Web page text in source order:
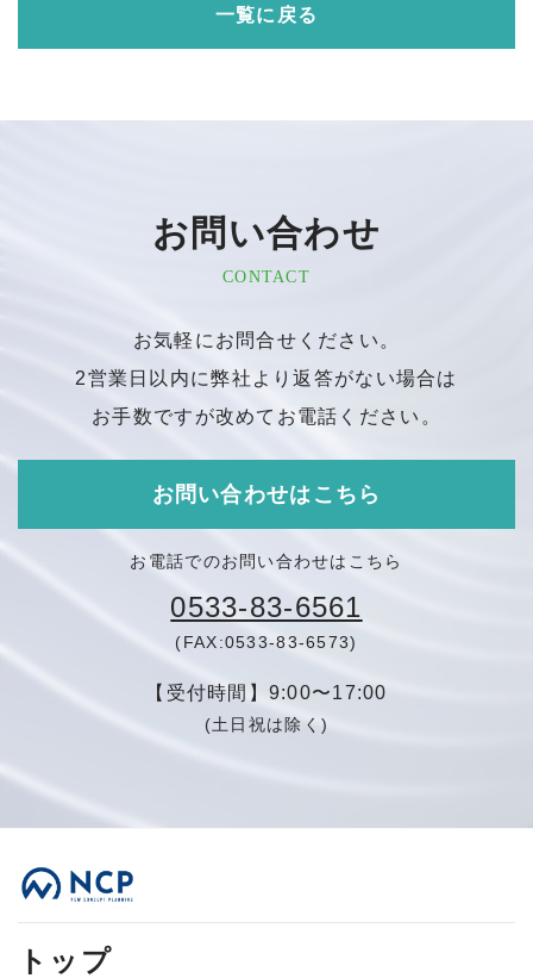
一覧に戻る
お問い合わせ
CONTACT
お気軽にお問合せください。
2営業日以内に弊社より返答がない場合は
お手数ですが改めてお電話ください。
お問い合わせはこちら
お電話でのお問い合わせはこちら
0533-83-6561
(FAX:0533-83-6573)
【受付時間】9:00〜17:00
(土日祝は除く)
トップ